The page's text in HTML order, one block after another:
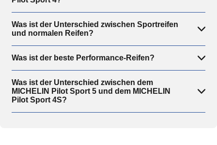
Was ist der Unterschied zwischen Sportreifen
und normalen Reifen?
Was ist der beste Performance-Reifen?
Was ist der Unterschied zwischen dem
MICHELIN Pilot Sport 5 und dem MICHELIN
Pilot Sport 4S?